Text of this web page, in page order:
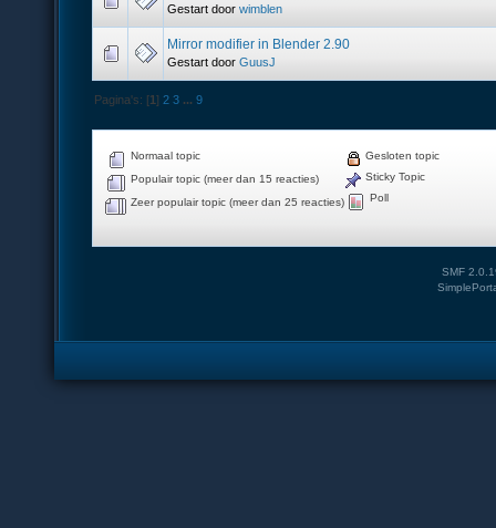
Gestart door wimblen
Mirror modifier in Blender 2.90
Gestart door GuusJ
Pagina's: [1]2 3 ...9
Normaal topic
Populair topic (meer dan 15 reacties)
Zeer populair topic (meer dan 25 reacties)
Gesloten topic
Sticky Topic
Poll
SMF